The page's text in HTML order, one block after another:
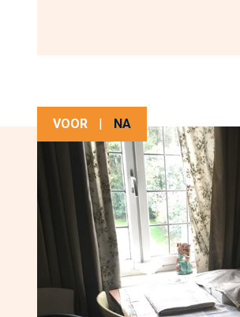
VOOR | NA